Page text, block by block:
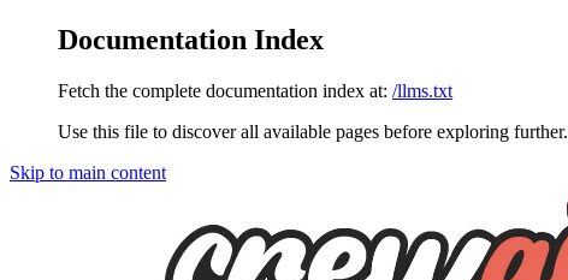
Documentation Index
Fetch the complete documentation index at: /llms.txt
Use this file to discover all available pages before exploring further.
Skip to main content